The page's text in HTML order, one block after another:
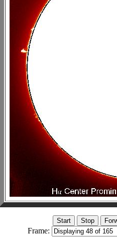
Frame: